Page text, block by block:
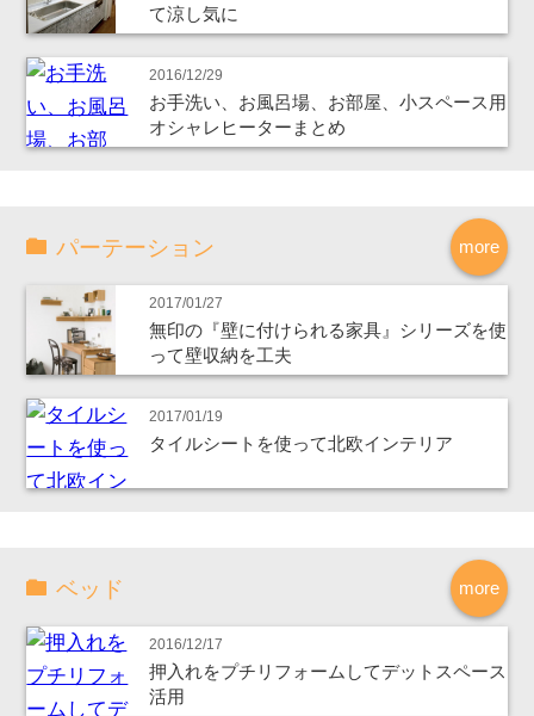
て涼し気に
2016/12/29
お手洗い、お風呂場、お部屋、小スペース用
オシャレヒーターまとめ
more
パーテーション
2017/01/27
無印の『壁に付けられる家具』シリーズを使
って壁収納を工夫
2017/01/19
タイルシートを使って北欧インテリア
more
ベッド
2016/12/17
押入れをプチリフォームしてデットスペース
活用